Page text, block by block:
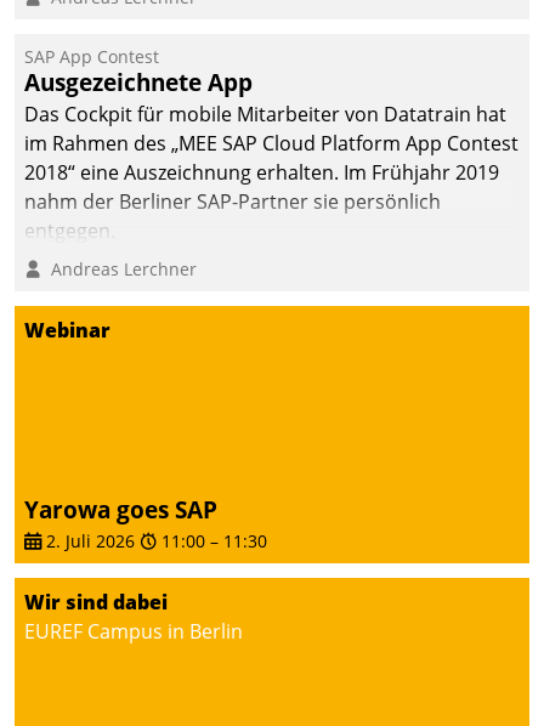
SAP App Contest
Ausgezeichnete App
Das Cockpit für mobile Mitarbeiter von Datatrain hat
im Rahmen des „MEE SAP Cloud Platform App Contest
2018“ eine Auszeichnung erhalten. Im Frühjahr 2019
nahm der Berliner SAP-Partner sie persönlich
entgegen.
Andreas Lerchner
Webinar
Yarowa goes SAP
2. Juli 2026 11:00 – 11:30
Wir sind dabei
EUREF Campus in Berlin